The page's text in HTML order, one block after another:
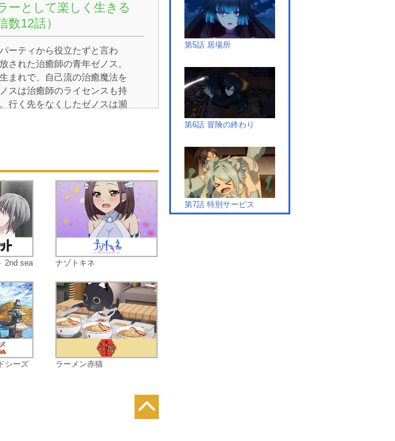
ーとして楽しく生きる
数12話）
ーティから役立たずと言わ
された治癒師の青年ゼノス。
まれで、自己流の治癒魔法を
スは治癒師のライセンスも持
行く先をなくしたゼノスは瀕
2nd sea
シーズ
ナゾトキネ
ラーメン赤猫
第5話 居場所
第6話 冒険の終わり
第7話 特別サービス